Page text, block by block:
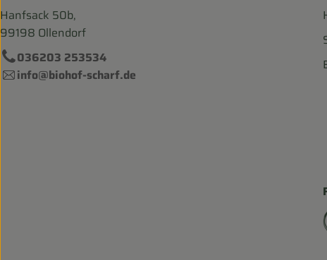
Hanfsack 50b,
99198 Ollendorf
036203 253534
info@biohof-scharf.de